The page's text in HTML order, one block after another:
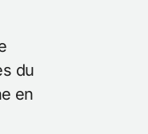
du
en